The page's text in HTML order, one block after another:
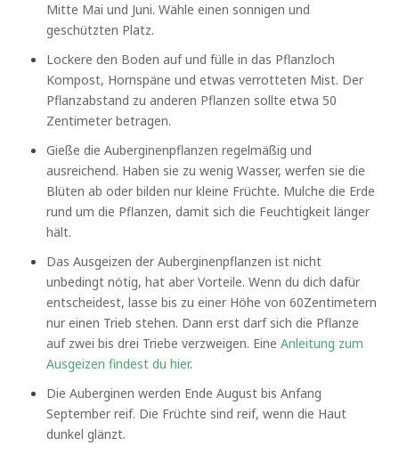
Mitte Mai und Juni. Wähle einen sonnigen und
geschützten Platz.
Lockere den Boden auf und fülle in das Pflanzloch
Kompost, Hornspäne und etwas verrotteten Mist. Der
Pflanzabstand zu anderen Pflanzen sollte etwa 50
Zentimeter betragen.
Gieße die Auberginenpflanzen regelmäßig und
ausreichend. Haben sie zu wenig Wasser, werfen sie die
Blüten ab oder bilden nur kleine Früchte. Mulche die Erde
rund um die Pflanzen, damit sich die Feuchtigkeit länger
hält.
Das Ausgeizen der Auberginenpflanzen ist nicht
unbedingt nötig, hat aber Vorteile. Wenn du dich dafür
entscheidest, lasse bis zu einer Höhe von 60Zentimetern
nur einen Trieb stehen. Dann erst darf sich die Pflanze
auf zwei bis drei Triebe verzweigen. EineAnleitung zum
Ausgeizen findest du hier.
Die Auberginen werden Ende August bis Anfang
September reif. Die Früchte sind reif, wenn die Haut
dunkel glänzt.